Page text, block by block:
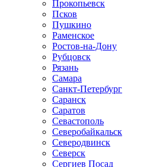
Прокопьевск
Псков
Пушкино
Раменское
Ростов-на-Дону
Рубцовск
Рязань
Самара
Санкт-Петербург
Саранск
Саратов
Севастополь
Северобайкальск
Северодвинск
Северск
Сергиев Посад